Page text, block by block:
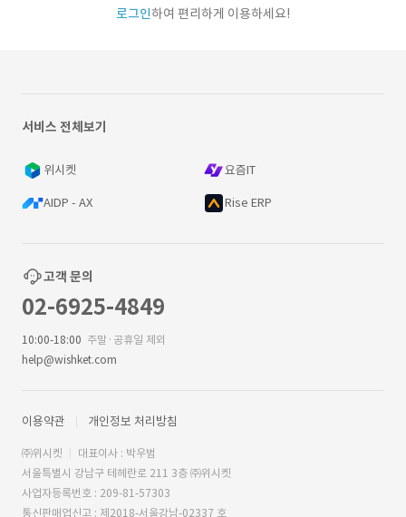
로그인하여 편리하게 이용하세요!
서비스 전체보기
위시켓 요즘IT
AIDP - AX Rise ERP
고객 문의
02-6925-4849
10:00-18:00 주말·공휴일 제외
help@wishket.com
이용약관 개인정보 처리방침
㈜위시켓
대표이사 : 박우범
서울특별시 강남구 테헤란로 211 3층 ㈜위시켓
사업자등록번호 : 209-81-57303
통신판매업신고 : 제2018-서울강남-02337 호